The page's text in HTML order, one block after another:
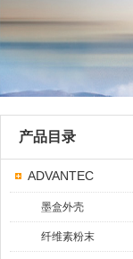
产品目录
ADVANTEC
墨盒外壳
纤维素粉末